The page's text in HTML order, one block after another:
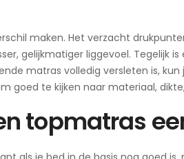
maken. Het verzacht
gelijkmatiger liggevoel. Tegelijk
matras volledig versleten is,
goed te kijken naar materiaal,
topmatras